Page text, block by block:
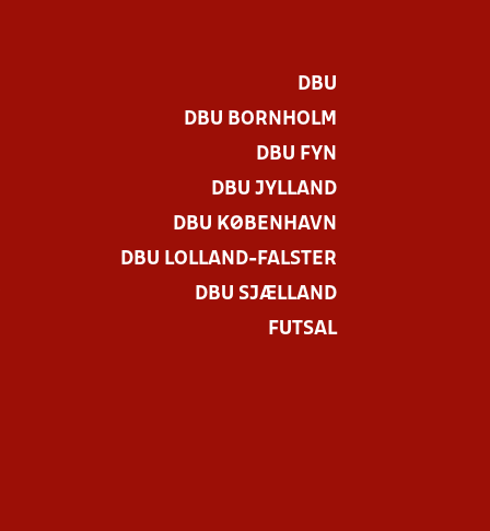
DBU
DBU BORNHOLM
DBU FYN
DBU JYLLAND
DBU KØBENHAVN
DBU LOLLAND-FALSTER
DBU SJÆLLAND
FUTSAL